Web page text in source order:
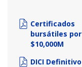
Certificados
bursátiles por
$10,000M
DICI Definitivo